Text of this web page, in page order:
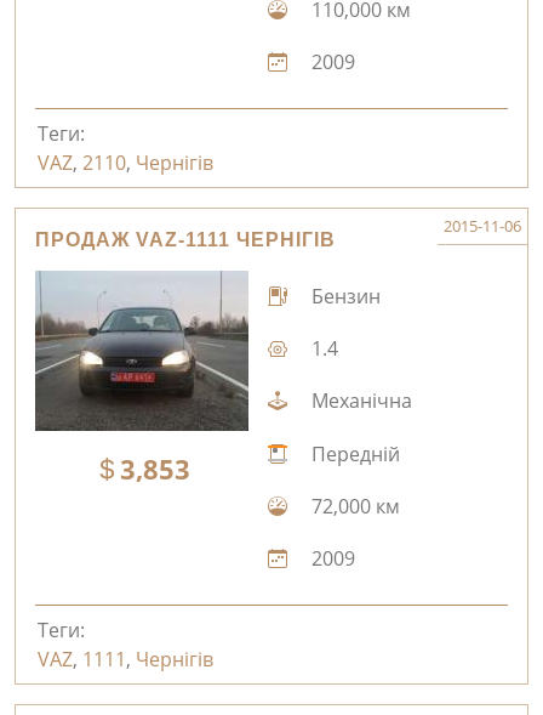
110,000 км
2009
Теги:
VAZ, 2110, Чернігів
ПРОДАЖ VAZ-1111 ЧЕРНІГІВ
2015-11-06
3,853
Бензин
1.4
Механічна
Передній
72,000 км
2009
Теги:
VAZ, 1111, Чернігів